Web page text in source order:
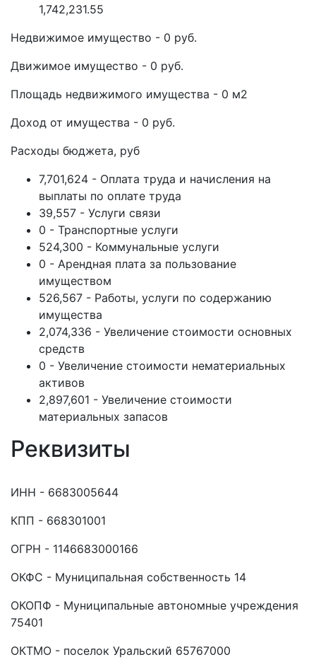
1,742,231.55
Недвижимое имущество - 0 руб.
Движимое имущество - 0 руб.
Площадь недвижимого имущества - 0 м2
Доход от имущества - 0 руб.
Расходы бюджета, руб
7,701,624 - Оплата труда и начисления на
выплаты по оплате труда
39,557 - Услуги связи
0 - Транспортные услуги
524,300 - Коммунальные услуги
0 - Арендная плата за пользование
имуществом
526,567 - Работы, услуги по содержанию
имущества
2,074,336 - Увеличение стоимости основных
средств
0 - Увеличение стоимости нематериальных
активов
2,897,601 - Увеличение стоимости
материальных запасов
Реквизиты
ИНН - 6683005644
КПП - 668301001
ОГРН - 1146683000166
ОКФС - Муниципальная собственность 14
ОКОПФ - Муниципальные автономные учреждения
75401
ОКТМО - поселок Уральский 65767000